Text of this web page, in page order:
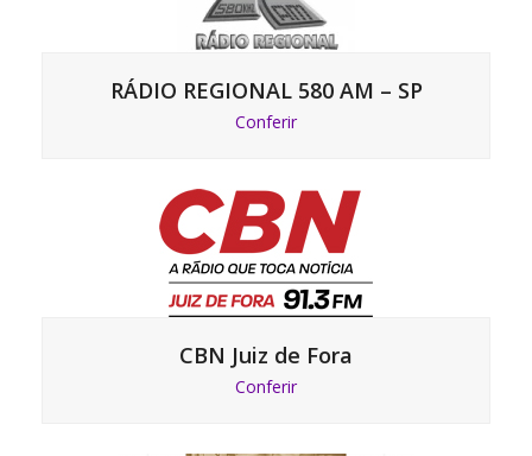
RÁDIO REGIONAL 580 AM – SP
Conferir
CBN Juiz de Fora
Conferir